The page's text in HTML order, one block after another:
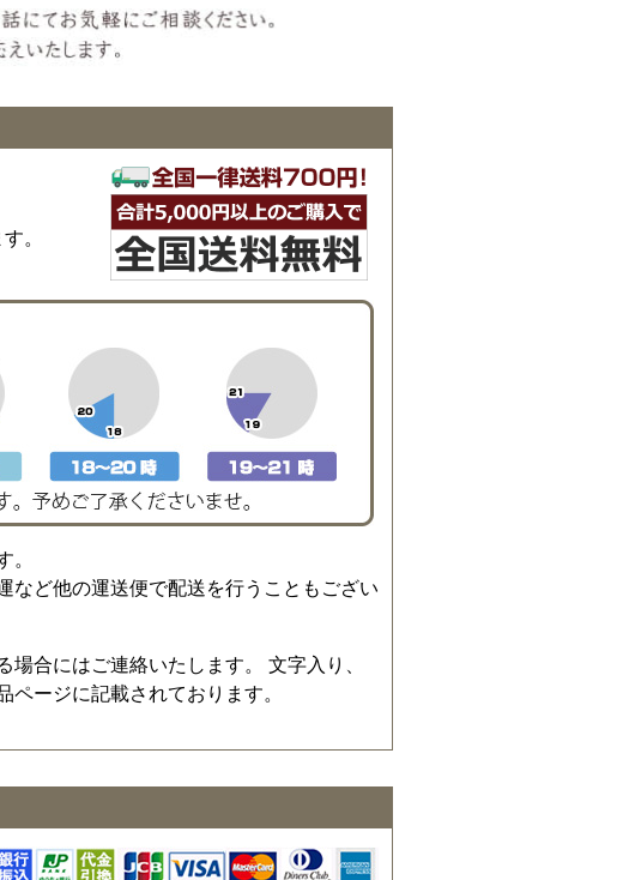
。
。
など他の運送便で配送を行うこともござい
合にはご連絡いたします。 文字入り、
ージに記載されております。